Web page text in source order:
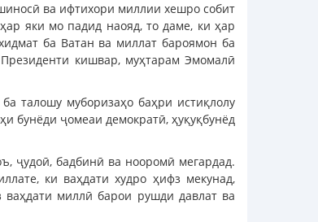
ва ифтихори миллии хешро собит
яки мо падид наояд, то даме, ки ҳар
ба Ватан ва миллат бароямон ба
кишвар, муҳтарам Эмомалӣ
талошу муборизаҳо баҳри истиқлолу
бунёди ҷомеаи демократӣ, ҳуқуқбунёд
ҷудоӣ, бадбинӣ ва нооромӣ мегардад.
ки ваҳдати худро ҳифз мекунад,
миллӣ барои рушди давлат ва